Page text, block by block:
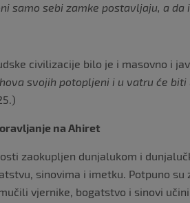
samo sebi zamke postavljaju, a da
civilizacije bilo je i masovno i
svojih potopljeni i u vatru će
na Ahiret
zaokupljen dunjalukom i
sinovima i imetku. Potpuno
vjernike, bogatstvo i sinovi